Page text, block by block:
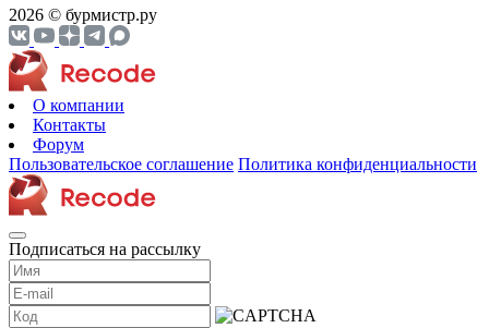
2026 © бурмистр.ру
О компании
Контакты
Форум
Пользовательское соглашение Политика конфиденциальности
Подписаться на рассылку